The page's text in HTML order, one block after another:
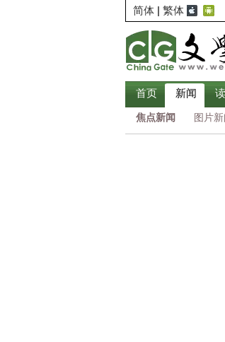
简体 | 繁体
首页 新闻
焦点新闻 图片